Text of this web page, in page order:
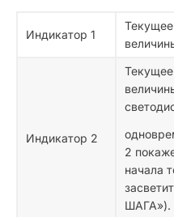
Индикатор 1
Индикатор 2
Текущее
2
начала
ШАГА»).